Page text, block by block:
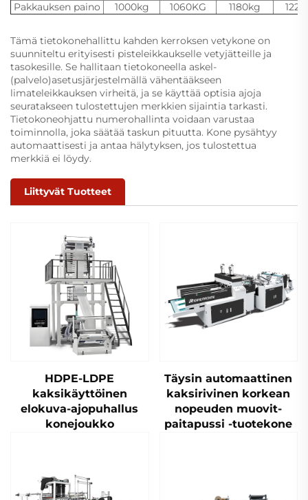
Pakkauksen paino
1000kg 1060KG 1180kg
Tämä tietokonehallittu kahden kerroksen vetykone on
suunniteltu erityisesti pisteleikkaukselle vetyjätteille ja
tasokesille. Se hallitaan tietokoneella askel-
(palvelo)asetusjärjestelmällä vähentääkseen
limateleikkauksen virheitä, ja se käyttää optisia ajoja
seuratakseen tulostettujen merkkien sijaintia tarkasti.
Tietokoneohjattu numerohallinta voidaan varustaa
toiminnolla, joka säätää taskun pituutta. Kone pysähtyy
automaattisesti ja antaa hälytyksen, jos tulostettua
merkkiä ei löydy.
Liittyvät Tuotteet
HDPE-LDPE
kaksikäyttöinen
elokuva-ajopuhallus
konejoukko
Täysin automaattinen
kaksirivinen korkean
nopeuden muovit-
paitapussi -tuotekone